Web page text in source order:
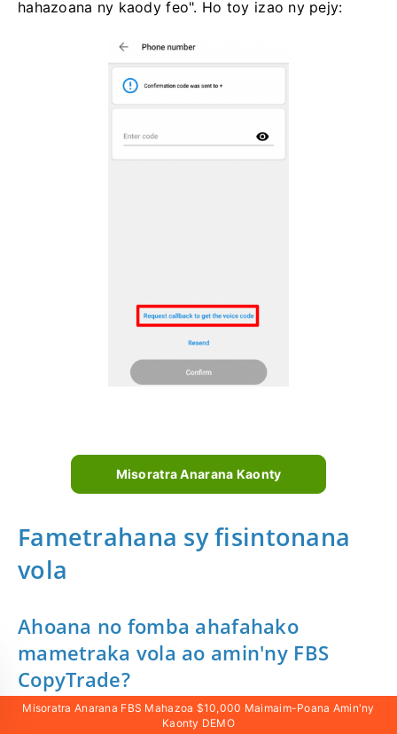
hahazoana ny kaody feo". Ho toy izao ny pejy:
Misoratra Anarana Kaonty
Fametrahana sy fisintonana
vola
Ahoana no fomba ahafahako
mametraka vola ao amin'ny FBS
CopyTrade?
Afaka mametraka vola ao amin'ny kaontinao FBS
Misoratra Anarana FBS Mahazoa $10,000 Maimaim-Poana Amin'ny
Kaonty DEMO